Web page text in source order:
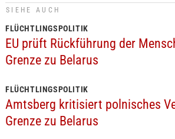
SIEHE AUCH
FLÜCHTLINGSPOLITIK
EU prüft Rückführung der
Grenze zu Belarus
FLÜCHTLINGSPOLITIK
Amtsberg kritisiert polnisches
Grenze zu Belarus